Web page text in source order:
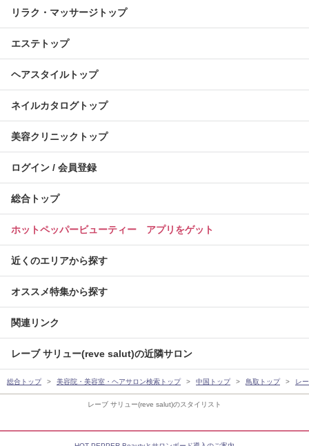
レーブ サリュー(reve salut)のスタイリスト
リラク・マッサージトップ
エステトップ
ヘアスタイルトップ
ネイルカタログトップ
美容クリニックトップ
ログイン / 会員登録
総合トップ
ホットペッパービューティー アプリをゲット
近くのエリアから探す
オススメ特集から探す
関連リンク
レーブ サリュー(reve salut)の近隣サロン
総合トップ 美容院・美容室・ヘアサロン検索トップ 中国トップ 鳥取トップ レ